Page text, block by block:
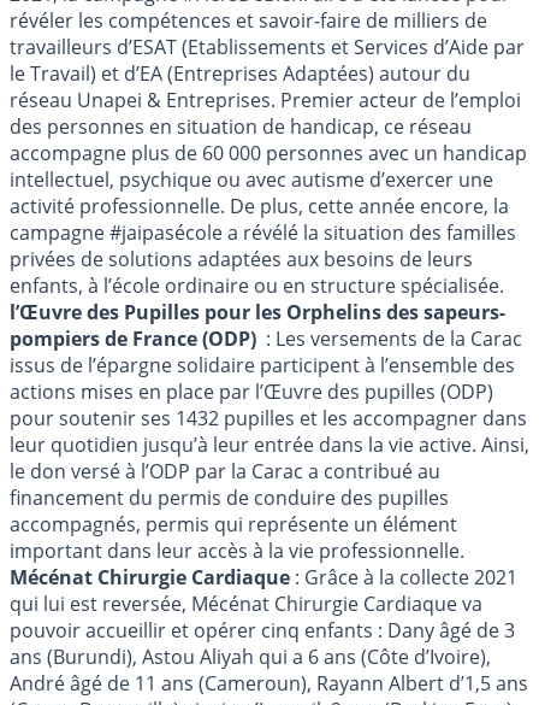
révéler les compétences et savoir-faire de milliers de
travailleurs d’ESAT (Etablissements et Services d’Aide par
le Travail) et d’EA (Entreprises Adaptées) autour du
réseau Unapei & Entreprises. Premier acteur de l’emploi
des personnes en situation de handicap, ce réseau
accompagne plus de 60 000 personnes avec un handicap
intellectuel, psychique ou avec autisme d’exercer une
activité professionnelle. De plus, cette année encore, la
campagne #jaipasécole a révélé la situation des familles
privées de solutions adaptées aux besoins de leurs
enfants, à l’école ordinaire ou en structure spécialisée.
l’Œuvre des Pupilles pour les Orphelins des sapeurs-
pompiers de France (ODP) : Les versements de la Carac
issus de l’épargne solidaire participent à l’ensemble des
actions mises en place par l’Œuvre des pupilles (ODP)
pour soutenir ses 1432 pupilles et les accompagner dans
leur quotidien jusqu’à leur entrée dans la vie active. Ainsi,
le don versé à l’ODP par la Carac a contribué au
financement du permis de conduire des pupilles
accompagnés, permis qui représente un élément
important dans leur accès à la vie professionnelle.
Mécénat Chirurgie Cardiaque : Grâce à la collecte 2021
qui lui est reversée, Mécénat Chirurgie Cardiaque va
pouvoir accueillir et opérer cinq enfants : Dany âgé de 3
ans (Burundi), Astou Aliyah qui a 6 ans (Côte d’Ivoire),
André âgé de 11 ans (Cameroun), Rayann Albert d’1,5 ans